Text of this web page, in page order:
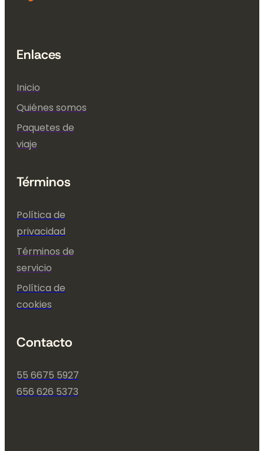
Enlaces
Inicio
Quiénes somos
Paquetes de
viaje
Términos
Política de
privacidad
Términos de
servicio
Política de
cookies
Contacto
55 6675 5927
656 626 5373